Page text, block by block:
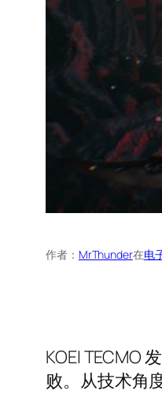
作者： MrThunder在电
KOEI TECMO
败。从技术角